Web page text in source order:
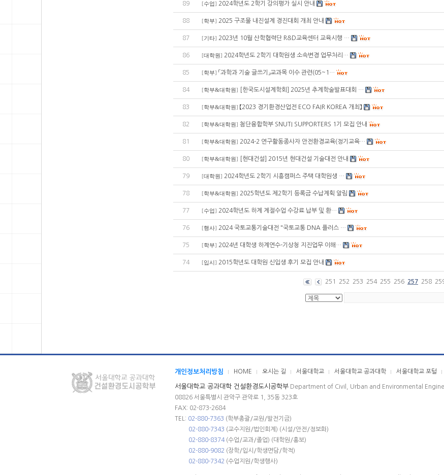
89 [수업] 2024학년도 2학기 강의평가 실시 안내
88 [학부] 2025 구조물 내진설계 경진대회 개최 안내
87 [기타] 2023년 10월 산학협력단 R&D교육센터 교육시행 …
86 [대학원] 2024학년도 2학기 대학원생 소속변경 업무처리…
85 [학부] 「과학과 기술 글쓰기」교과목 이수 관련(05~1…
84 [학부&대학원] [한국도시설계학회] 2025년 추계학술발표대회 …
83 [학부&대학원] 【2023 경기환경산업전 ECO FAIR KOREA 개최】
82 [학부&대학원] 첨단융합학부 SNUTI SUPPORTERS 1기 모집 안내
81 [학부&대학원] 2024-2 연구활동종사자 안전환경교육(정기교육…
80 [학부&대학원] [현대건설] 2015년 현대건설 기술대전 안내
79 [대학원] 2024학년도 2학기 시흥캠퍼스 주택 대학원생 …
78 [학부&대학원] 2025학년도 제2학기 등록금 수납계획 알림
77 [수업] 2024학년도 하계 계절수업 수강료 납부 및 환…
76 [행사] 2024 국토교통기술대전 "국토교통 DNA 플러스 …
75 [학부] 2024년 대학생 하계연수-기상청 지진업무 이해…
74 [입시 ] 2015학년도 대학원 신입생 후기 모집 안내
251 252 253 254 255 256 257 258
개인정보처리방침 HOME 오시는 길 서울대학교 서울대학교 공과대학 서울대학교 포털
서울대학교 공과대학 건설환경도시공학부 Department of Civil, Urban and Environmental
08826 서울특별시 관악구 관악로 1, 35동 323호
FAX: 02-873-2684
TEL: 02-880-7363 (학부총괄/교원/발전기금)
02-880-7343 (교수지원/법인회계) (시설/안전/정보화)
02-880-8374(수업/교과/졸업) (대학원/홍보)
02-880-9082 (장학/입시/학생면담/학적)
02-880-7342 (수업지원/학생행사)